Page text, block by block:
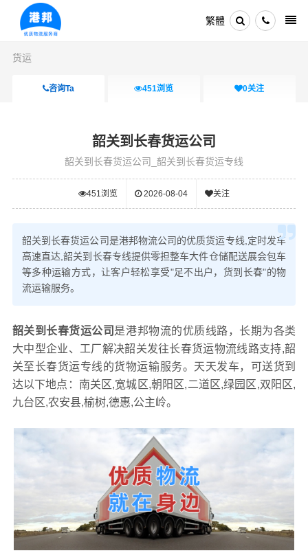
繁體
货运
咨询Ta 451浏览 0关注
韶关到长春货运公司
韶关到长春货运公司_韶关到长春货运专线
451浏览 2026-08-04 关注
韶关到长春货运公司是港邦物流公司的优质货运专线,定时发车
高速直达,韶关到长春专线提供零担整车大件仓储配送展会包车
等多种运输方式，让客户轻松享受"足不出户，货到长春"的物
流运输服务。
韶关到长春货运公司 是港邦物流的优质线路，长期为各类
大中型企业、工厂解决韶关发往长春货运物流线路支持,韶
关至长春货运专线的货物运输服务。天天发车，可送货到
达以下地点：南关区,宽城区,朝阳区,二道区,绿园区,双阳区,
九台区,农安县,榆树,德惠,公主岭。